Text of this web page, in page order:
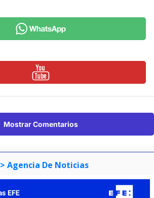
Mostrar Comentarios
> Agencia De Noticias